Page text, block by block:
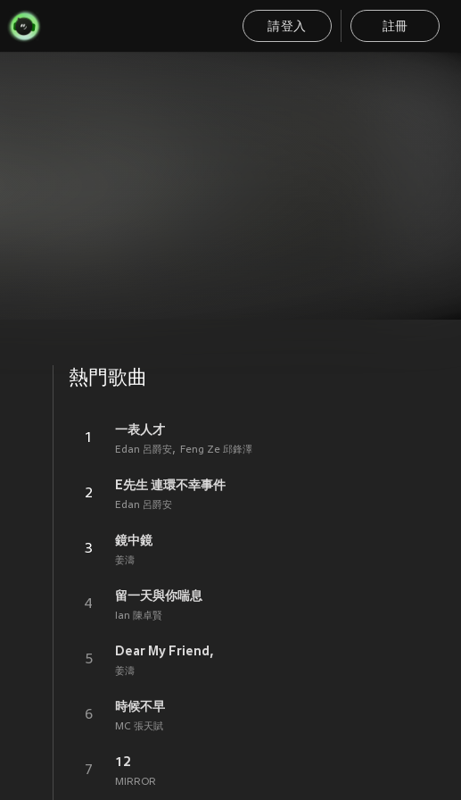
請登入 註冊
熱門歌曲
1
一表人才
Edan 呂爵安 Feng Ze 邱鋒澤
2
E先生 連環不幸事件
Edan 呂爵安
3
鏡中鏡
姜濤
4
留一天與你喘息
Ian 陳卓賢
5
Dear My Friend,
姜濤
6
時候不早
MC 張天賦
7
12
MIRROR